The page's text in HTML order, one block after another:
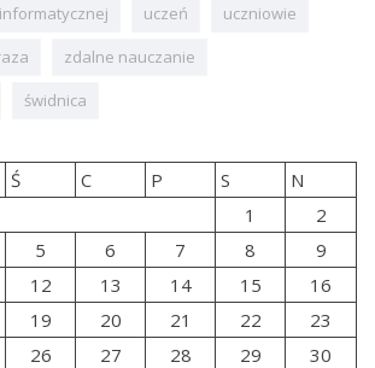
uczeń
uczniowie
zdalne nauczanie
świdnica
Ś C P S
N
1
2
5 6 7 8
9
12 13 14 15
16
19 20 21 22
23
26 27 28 29
30